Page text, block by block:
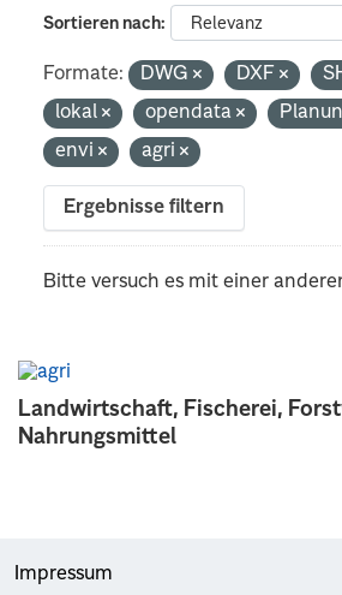
Landwirtschaft, Fischerei,
Nahrungsmittel
Sortieren nach
Formate: DWG DXF
lokal
opendata
envi
agri
Ergebnisse filtern
Bitte versuch es mit einer
Impressum